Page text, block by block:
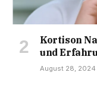
Kortison
und
August 28, 2024